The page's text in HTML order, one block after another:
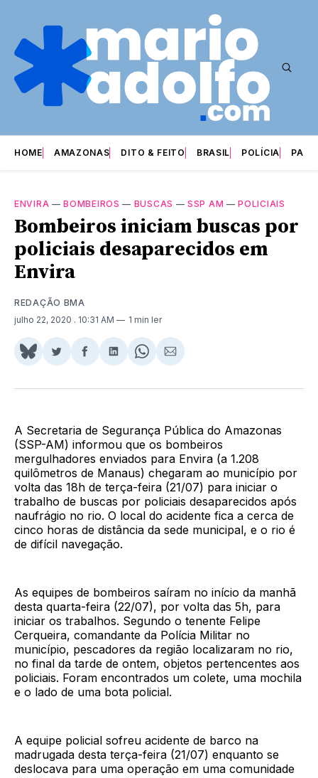
HOME AMAZONAS DITO & FEITO BRASIL POLÍCIA
ENVIRA —BOMBEIROS — BUSCAS —SSP AM —POLICIAIS
Bombeiros iniciam buscas por
policiais desaparecidos em
Envira
REDAÇÃO BMA
julho 22, 2020 . 10:31 AM 1 min ler
Share
BlueSky
Compartilhar
Twitter
Compartilhar
Facebook
Compartilhar
LinkedIn
Share
WhatsApp
Compartilhar
Email
A Secretaria de Segurança Pública do Amazonas
(SSP-AM) informou que os bombeiros
mergulhadores enviados para Envira (a 1.208
quilômetros de Manaus) chegaram ao município por
volta das 18h de terça-feira (21/07) para iniciar o
trabalho de buscas por policiais desaparecidos após
naufrágio no rio. O local do acidente fica a cerca de
cinco horas de distância da sede municipal, e o rio é
de difícil navegação.
As equipes de bombeiros saíram no início da manhã
desta quarta-feira (22/07), por volta das 5h, para
iniciar os trabalhos. Segundo o tenente Felipe
Cerqueira, comandante da Polícia Militar no
município, pescadores da região localizaram no rio,
no final da tarde de ontem, objetos pertencentes aos
policiais. Foram encontrados um colete, uma mochila
e o lado de uma bota policial.
A equipe policial sofreu acidente de barco na
madrugada desta terça-feira (21/07) enquanto se
deslocava para uma operação em uma comunidade